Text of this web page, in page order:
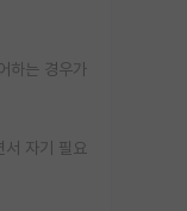
하는 경우가
서 자기 필요